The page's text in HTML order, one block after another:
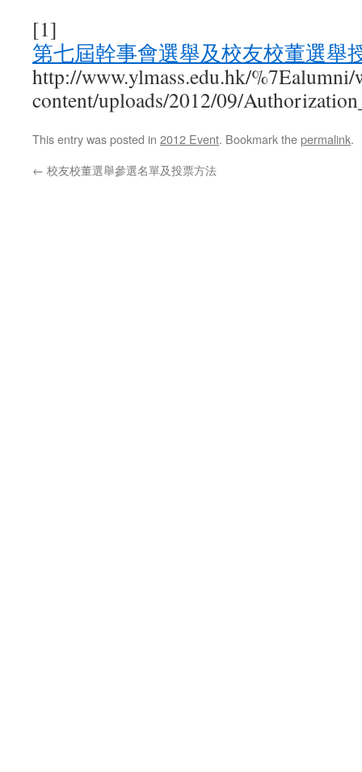
[1]
第七屆幹事會選舉及校友校董選舉
http://www.ylmass.edu.hk/%7Ealumni/
content/uploads/2012/09/
This entry was posted in 2012 Event. Bookmark thepermalink.
← 校友校董選舉參選名單及投票方法